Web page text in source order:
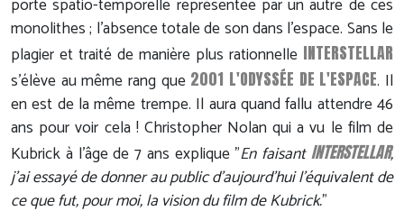
porte spatio-temporelle représentée par un autre de ces
monolithes ; l'absence totale de son dans l'espace. Sans le
plagier et traité de manière plus rationnelle INTERSTELLAR
s'élève au même rang que 2001 L'ODYSSÉE DE L'ESPACE. Il
en est de la même trempe. Il aura quand fallu attendre 46
ans pour voir cela ! Christopher Nolan qui a vu le film de
Kubrick à l'âge de 7 ans explique "En faisantINTERSTELLAR,
j'ai essayé de donner au public d'aujourd'hui l'équivalent de
ce que fut, pour moi, la vision du film de Kubrick."